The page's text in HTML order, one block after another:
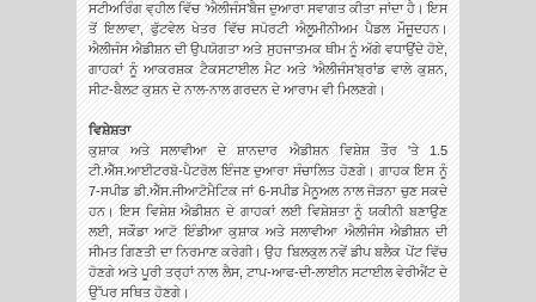
ਸਟੀਅਰਿੰਗ ਵ੍ਹੀਲ ਵਿੱਚ ‘ਐਲੀਜੰਸ’ਬੈਜ ਦੁਆਰਾ ਸਵਾਗਤ ਕੀਤਾ ਜਾਂਦਾ ਹੈ। ਇਸ
ਤੋਂ ਇਲਾਵਾ, ਫੁੱਟਵੇਲ ਖੇਤਰ ਵਿੱਚ ਸਪੋਰਟੀ ਐਲੂਮੀਨੀਅਮ ਪੈਡਲ ਮੌਜੂਦਹਨ।
ਐਲੀਜੰਸ ਐਡੀਸ਼ਨ ਦੀ ਉਪਯੋਗਤਾ ਅਤੇ ਸੁਹਜਾਤਮਕ ਥੀਮ ਨੂੰ ਅੱਗੇ ਵਧਾਉਂਦੇ ਹੋਏ,
ਗਾਹਕਾਂ ਨੂੰ ਆਕਰਸ਼ਕ ਟੈਕਸਟਾਈਲ ਮੈਟ ਅਤੇ ‘ਐਲੀਜੰਸ’ਬ੍ਰਾਂਡ ਵਾਲੇ ਕੁਸ਼ਨ,
ਸੀਟ-ਬੈਲਟ ਕੁਸ਼ਨ ਦੇ ਨਾਲ-ਨਾਲ ਗਰਦਨ ਦੇ ਆਰਾਮ ਵੀ ਮਿਲਣਗੇ।
ਵਿਸ਼ੇਸ਼ਤਾ
ਕੁਸ਼ਾਕ ਅਤੇ ਸਲਾਵੀਆ ਦੇ ਸ਼ਾਨਦਾਰ ਐਡੀਸ਼ਨ ਵਿਸ਼ੇਸ਼ ਤੌਰ 'ਤੇ 1.5
ਟੀ.ਐੱਸ.ਆਈਟਰਬੋ-ਪੈਟਰੋਲ ਇੰਜਣ ਦੁਆਰਾ ਸੰਚਾਲਿਤ ਹੋਣਗੇ। ਗਾਹਕ ਇਸ ਨੂੰ
7-ਸਪੀਡ ਡੀ.ਐੱਸ.ਜੀਆਟੋਮੈਟਿਕ ਜਾਂ 6-ਸਪੀਡ ਮੈਨੂਅਲ ਨਾਲ ਜੋੜਨਾ ਚੁਣ ਸਕਦੇ
ਹਨ। ਇਸ ਵਿਸ਼ੇਸ਼ ਐਡੀਸ਼ਨ ਦੇ ਗਾਹਕਾਂ ਲਈ ਵਿਸ਼ੇਸ਼ਤਾ ਨੂੰ ਯਕੀਨੀ ਬਣਾਉਣ
ਲਈ, ਸਕੌਡਾ ਆਟੋ ਇੰਡੀਆ ਕੁਸ਼ਾਕ ਅਤੇ ਸਲਾਵੀਆ ਐਲੀਜੰਸ ਐਡੀਸ਼ਨ ਦੀ
ਸੀਮਤ ਗਿਣਤੀ ਦਾ ਨਿਰਮਾਣ ਕਰੇਗੀ। ਉਹ ਬਿਲਕੁਲ ਨਵੇਂ ਡੀਪ ਬਲੈਕ ਪੇਂਟ ਵਿੱਚ
ਹੋਣਗੇ ਅਤੇ ਪੂਰੀ ਤਰ੍ਹਾਂ ਨਾਲ ਲੈਸ, ਟਾਪ-ਆਫ-ਦੀ-ਲਾਈਨ ਸਟਾਈਲ ਵੇਰੀਐਂਟ ਦੇ
ਉੱਪਰ ਸਥਿਤ ਹੋਣਗੇ।